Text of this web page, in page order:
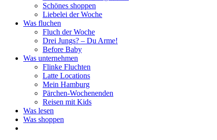
Schönes shoppen
Liebelei der Woche
Was fluchen
Fluch der Woche
Drei Jungs? – Du Arme!
Before Baby
Was unternehmen
Flinke Fluchten
Latte Locations
Mein Hamburg
Pärchen-Wochenenden
Reisen mit Kids
Was lesen
Was shoppen